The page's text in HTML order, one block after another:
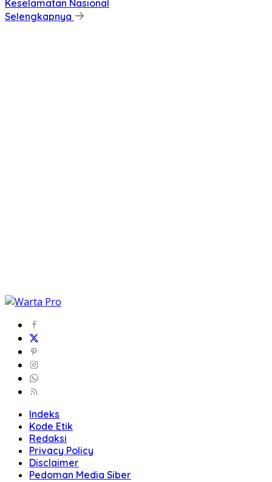
Keselamatan Nasional
Selengkapnya
Indeks
Kode Etik
Redaksi
Privacy Policy
Disclaimer
Pedoman Media Siber